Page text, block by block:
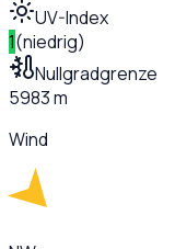
UV-Index
1(niedrig)
Nullgradgrenze
5983 m
Wind